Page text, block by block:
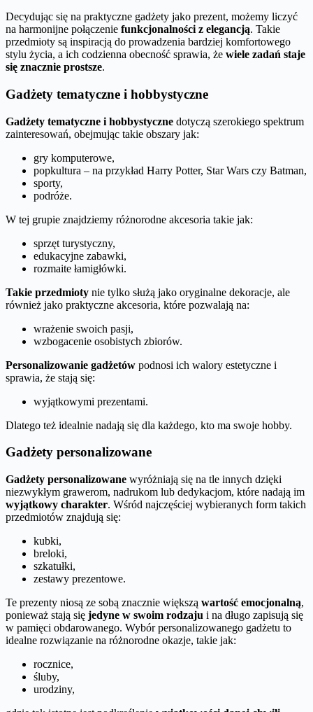
Decydując się na praktyczne gadżety jako prezent, możemy liczyć
na harmonijne połączenie funkcjonalności z elegancją. Takie
przedmioty są inspiracją do prowadzenia bardziej komfortowego
stylu życia, a ich codzienna obecność sprawia, że wiele zadań staje
się znacznie prostsze.
Gadżety tematyczne i hobbystyczne
Gadżety tematyczne i hobbystyczne dotyczą szerokiego spektrum
zainteresowań, obejmując takie obszary jak:
gry komputerowe,
popkultura – na przykład Harry Potter, Star Wars czy Batman,
sporty,
podróże.
W tej grupie znajdziemy różnorodne akcesoria takie jak:
sprzęt turystyczny,
edukacyjne zabawki,
rozmaite łamigłówki.
Takie przedmioty nie tylko służą jako oryginalne dekoracje, ale
również jako praktyczne akcesoria, które pozwalają na:
wrażenie swoich pasji,
wzbogacenie osobistych zbiorów.
Personalizowanie gadżetów podnosi ich walory estetyczne i
sprawia, że stają się:
wyjątkowymi prezentami.
Dlatego też idealnie nadają się dla każdego, kto ma swoje hobby.
Gadżety personalizowane
Gadżety personalizowane wyróżniają się na tle innych dzięki
niezwykłym grawerom, nadrukom lub dedykacjom, które nadają im
wyjątkowy charakter. Wśród najczęściej wybieranych form takich
przedmiotów znajdują się:
kubki,
breloki,
szkatułki,
zestawy prezentowe.
Te prezenty niosą ze sobą znacznie większą wartość emocjonalną,
ponieważ stają się jedyne w swoim rodzaju i na długo zapisują się
w pamięci obdarowanego. Wybór personalizowanego gadżetu to
idealne rozwiązanie na różnorodne okazje, takie jak:
rocznice,
śluby,
urodziny,